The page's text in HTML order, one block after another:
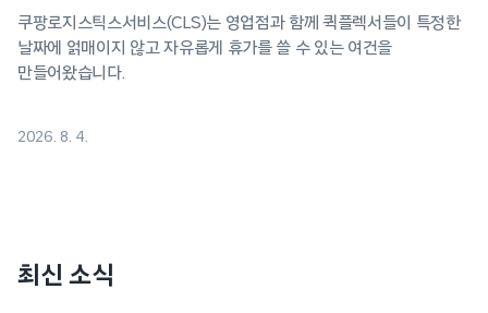
쿠팡로지스틱스서비스(CLS)는 영업점과 함께 퀵플렉서들이 특정한
날짜에 얽매이지 않고 자유롭게 휴가를 쓸 수 있는 여건을
만들어왔습니다.
2026. 8. 4.
최신 소식